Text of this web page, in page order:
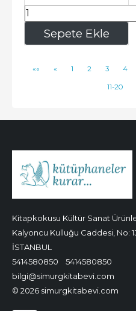
Sepete Ekle
222,95
«« « 1 2 3 4
11-20
Kitapkokusu Kültür Sanat
Kalyoncu Kulluğu Caddesi, No:
İSTANBUL
5414580850
5414580850
bilgi@simurgkitabevi.com
© 2026 simurgkitabevi.com